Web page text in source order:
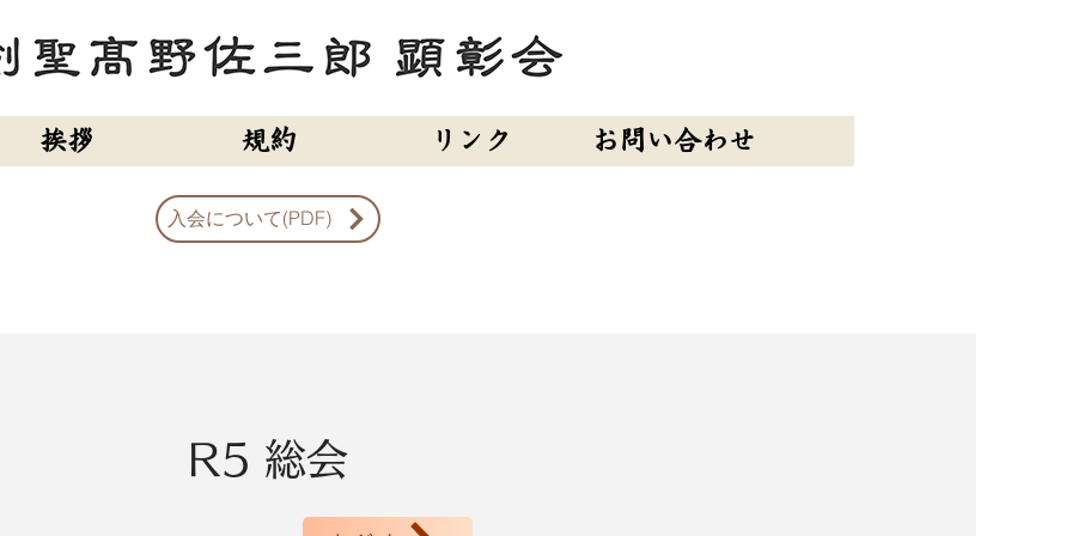
挨拶 規約 リンク お問い合わせ
入会について(PDF)
R5 総会